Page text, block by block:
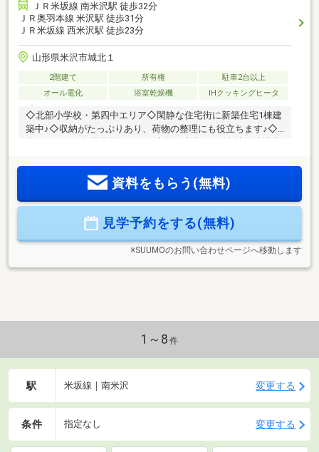
ＪＲ米坂線 南米沢駅 徒歩32分
ＪＲ奥羽本線 米沢駅 徒歩31分
ＪＲ米坂線 西米沢駅 徒歩23分
山形県米沢市城北１
2階建て 所有権
駐車2台以上
オール電化
浴室乾燥機 IHクッキングヒータ
◇北部小学校・第四中エリア◇閑静な住宅街に新築住宅1棟建
築中♪◇収納がたっぷりあり、荷物の整理にも役立ちます♪◇
様のマイホーム購入のお手伝いをさせていただきます！！ど
んな小さな不安やお悩みも当社にお任せください！！【見学
資料をもらう(無料)
見学予約をする(無料)
※SUUMOのお問い合わせページへ移動します
1～8 件
駅 米坂線｜南米沢 変更する
条件 指定なし 変更する